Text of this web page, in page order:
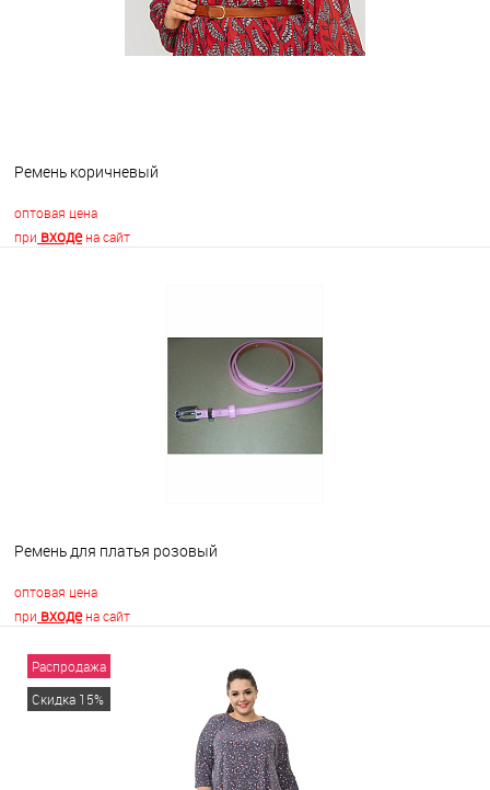
Ремень коричневый
оптовая цена
при входена сайт
Недоступно
Ремень для платья розовый
оптовая цена
при входена сайт
В корзину
Распродажа
Скидка 15%